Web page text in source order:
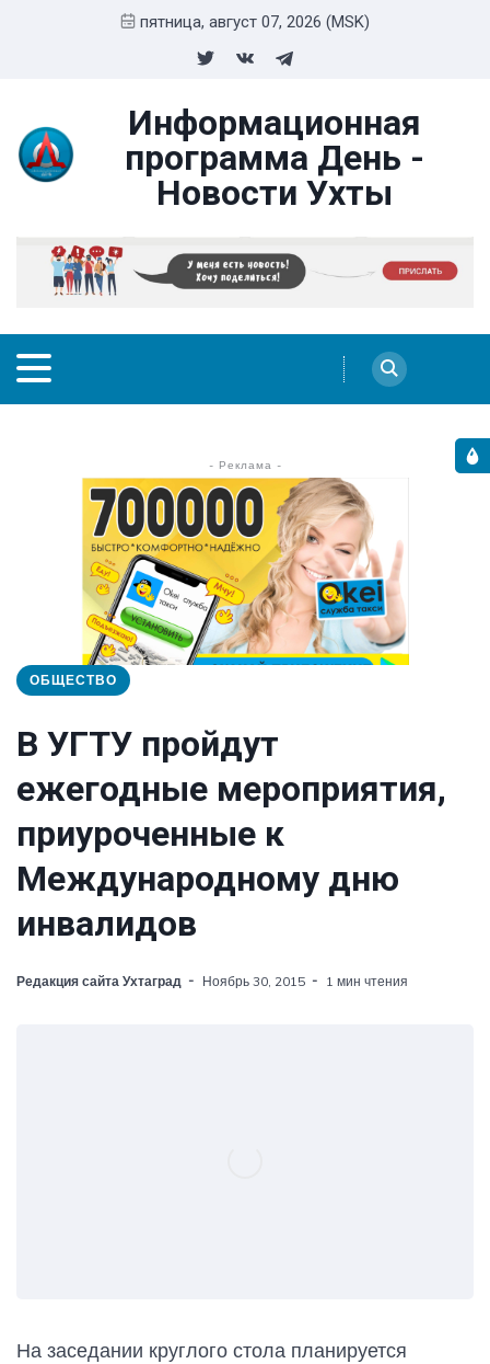
пятница, август 07, 2026 (MSK)
Информационная
программа День -
Новости Ухты
- Реклама -
ОБЩЕСТВО
В УГТУ пройдут
ежегодные мероприятия,
приуроченные к
Международному дню
инвалидов
Редакция сайта Ухтаград Ноябрь 30, 2015 1 мин чтения
На заседании круглого стола планируется